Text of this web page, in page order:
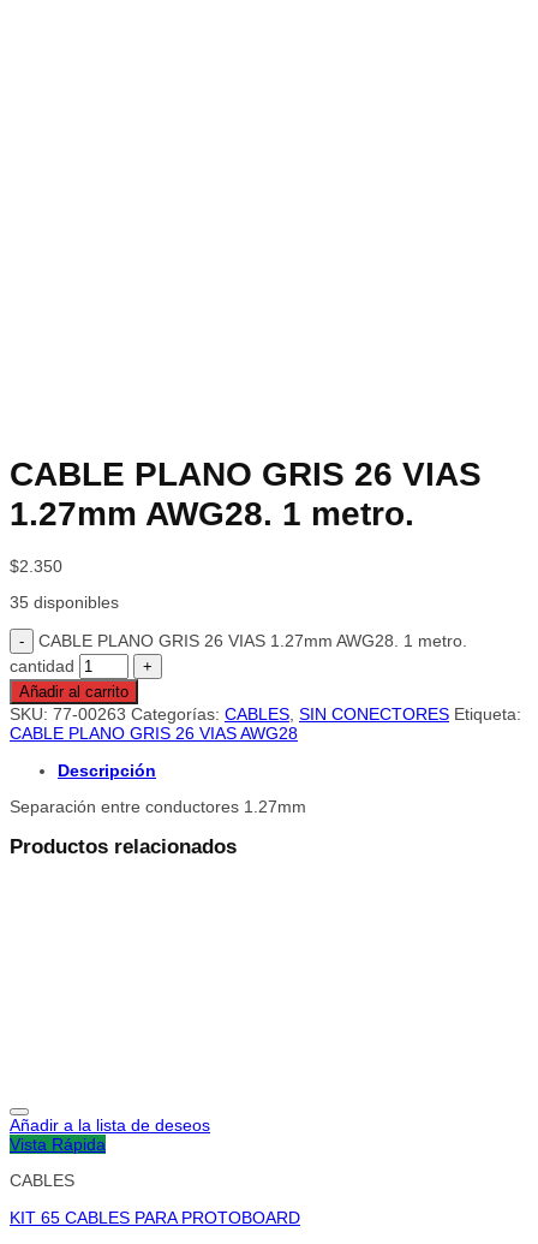
CABLE PLANO GRIS 26 VIAS
1.27mm AWG28. 1 metro.
$2.350
35 disponibles
CABLE PLANO GRIS 26 VIAS 1.27mm AWG28. 1 metro.
cantidad
Añadir al carrito
SKU: 77-00263 Categorías: CABLES, SIN CONECTORES Etiqueta:
CABLE PLANO GRIS 26 VIAS AWG28
Descripción
Separación entre conductores 1.27mm
Productos relacionados
Añadir a la lista de deseos
Vista Rápida
CABLES
KIT 65 CABLES PARA PROTOBOARD